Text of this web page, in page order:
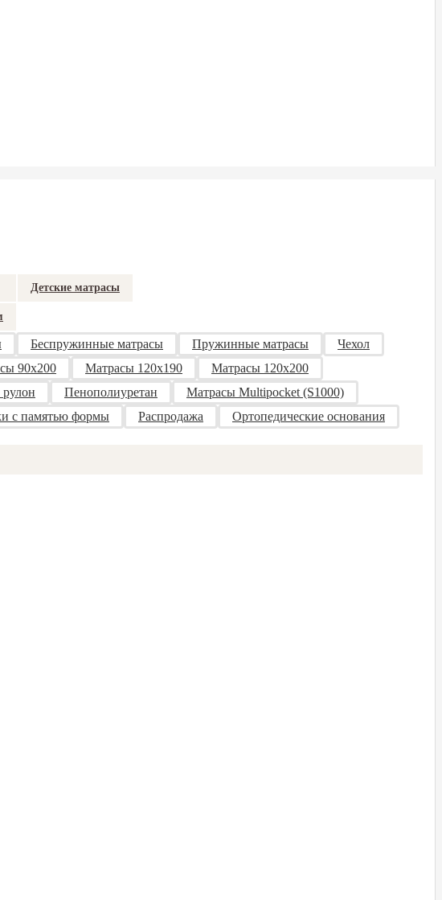
Детские матрасы
Беспружинные матрасы Пружинные матрасы
Чехол
90х200 Матрасы 120x190
Матрасы 120x200
Пенополиуретан
Матрасы Multipocket (S1000)
с памятью формы Распродажа Ортопедические основания